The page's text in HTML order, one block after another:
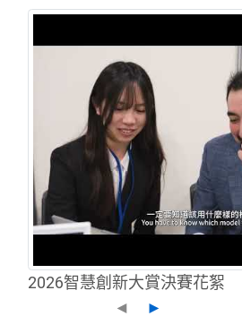
2026智慧創新大賞決賽花絮
◄
►